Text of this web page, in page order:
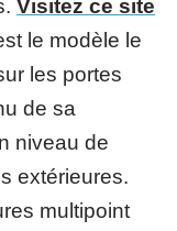
Visitez ce site
le modèle le
les portes
de sa
niveau de
extérieures.
multipoint